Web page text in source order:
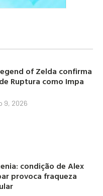
of Zelda confirma
Ruptura como Impa
9, 2026
condição de Alex
provoca fraqueza